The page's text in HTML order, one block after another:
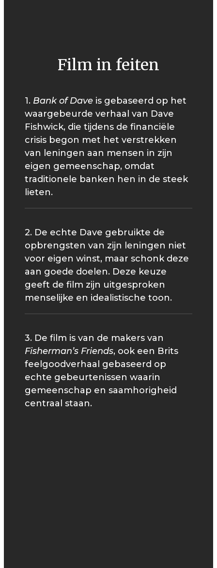
Film in feiten
1. Bank of Dave is gebaseerd op het
waargebeurde verhaal van Dave
Fishwick, die tijdens de financiële
crisis begon met het verstrekken
van leningen aan mensen in zijn
eigen gemeenschap, omdat
traditionele banken hen in de steek
lieten.
2. De echte Dave gebruikte de
opbrengsten van zijn leningen niet
voor eigen winst, maar schonk deze
aan goede doelen. Deze keuze
geeft de film zijn uitgesproken
menselijke en idealistische toon.
3. De film is van de makers van
Fisherman’s Friends, ook een Brits
feelgoodverhaal gebaseerd op
echte gebeurtenissen waarin
gemeenschap en saamhorigheid
centraal staan.